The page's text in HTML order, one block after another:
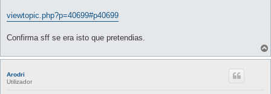
m
viewtopic.php?p=40699#p40699
Confirma sff se era isto que pretendias.
Arodri
Utilizador